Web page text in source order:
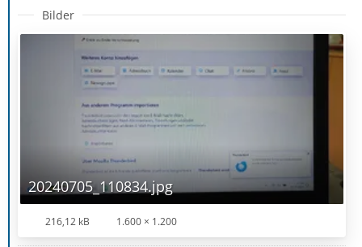
Bilder
20240705_110834.jpg
216,12 kB 1.600 × 1.200